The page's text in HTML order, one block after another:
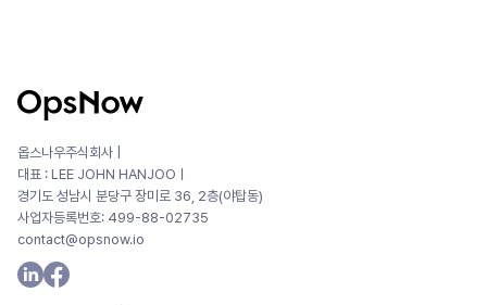
옵스나우주식회사 |
대표 : LEE JOHN HANJOOㅣ
경기도 성남시 분당구 장미로 36, 2층(야탑동)
사업자등록번호: 499-88-02735
contact@opsnow.io